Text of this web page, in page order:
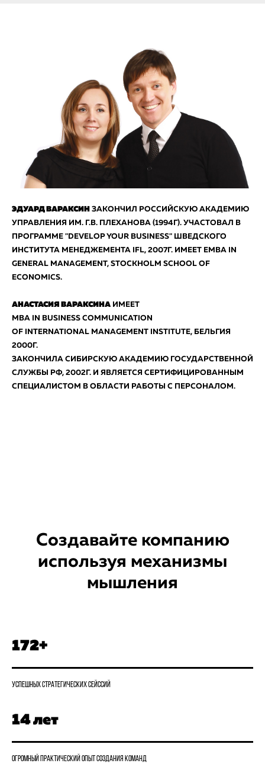
ЭДУАРД ВАРАКСИН ЗАКОНЧИЛ РОССИЙСКУЮ АКАДЕМИЮ
УПРАВЛЕНИЯ ИМ. Г.В. ПЛЕХАНОВА (1994Г). УЧАСТОВАЛ В
ПРОГРАММЕ "DEVELOP YOUR BUSINESS" ШВЕДСКОГО
ИНСТИТУТА МЕНЕДЖЕМЕНТА IFL, 2007Г. ИМЕЕТ EMBA IN
GENERAL MANAGEMENT, STOCKHOLM SCHOOL OF
ECONOMICS.
АНАСТАСИЯ ВАРАКСИНА ИМЕЕТ
MBA IN BUSINESS COMMUNICATION
OF INTERNATIONAL MANAGEMENT INSTITUTE, БЕЛЬГИЯ
2000Г.
ЗАКОНЧИЛА СИБИРСКУЮ АКАДЕМИЮ ГОСУДАРСТВЕННОЙ
СЛУЖБЫ РФ, 2002Г. И ЯВЛЯЕТСЯ СЕРТИФИЦИРОВАННЫМ
СПЕЦИАЛИСТОМ В ОБЛАСТИ РАБОТЫ С ПЕРСОНАЛОМ.
Создавайте компанию
используя механизмы
мышления
172+
Успешных стратегических сейссий
14 лет
Огромный практический опыт создания команд